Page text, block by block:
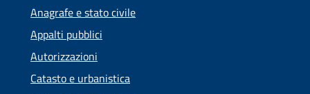
Anagrafe e stato civile
Appalti pubblici
Autorizzazioni
Catasto e urbanistica